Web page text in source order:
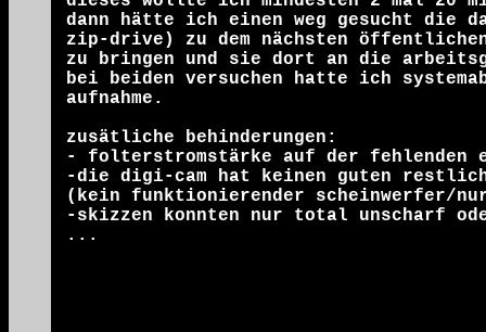
dann hätte ich einen weg gesucht die
zip-drive) zu dem nächsten
zu bringen und sie dort an die
bei beiden versuchen hatte ich
aufnahme.
zusätliche behinderungen:
- folterstromstärke auf der fehlenden
-die digi-cam hat keinen guten
(kein funktionierender scheinwerfer/
-skizzen konnten nur total unscharf
...